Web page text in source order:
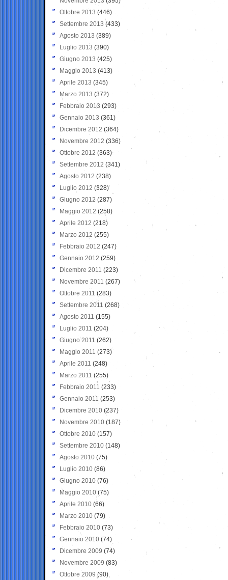
Ottobre 2013 (446)
Settembre 2013 (433)
Agosto 2013 (389)
Luglio 2013 (390)
Giugno 2013 (425)
Maggio 2013 (413)
Aprile 2013 (345)
Marzo 2013 (372)
Febbraio 2013 (293)
Gennaio 2013 (361)
Dicembre 2012 (364)
Novembre 2012 (336)
Ottobre 2012 (363)
Settembre 2012 (341)
Agosto 2012 (238)
Luglio 2012 (328)
Giugno 2012 (287)
Maggio 2012 (258)
Aprile 2012 (218)
Marzo 2012 (255)
Febbraio 2012 (247)
Gennaio 2012 (259)
Dicembre 2011 (223)
Novembre 2011 (267)
Ottobre 2011 (283)
Settembre 2011 (268)
Agosto 2011 (155)
Luglio 2011 (204)
Giugno 2011 (262)
Maggio 2011 (273)
Aprile 2011 (248)
Marzo 2011 (255)
Febbraio 2011 (233)
Gennaio 2011 (253)
Dicembre 2010 (237)
Novembre 2010 (187)
Ottobre 2010 (157)
Settembre 2010 (148)
Agosto 2010 (75)
Luglio 2010 (86)
Giugno 2010 (76)
Maggio 2010 (75)
Aprile 2010 (66)
Marzo 2010 (79)
Febbraio 2010 (73)
Gennaio 2010 (74)
Dicembre 2009 (74)
Novembre 2009 (83)
Ottobre 2009 (90)